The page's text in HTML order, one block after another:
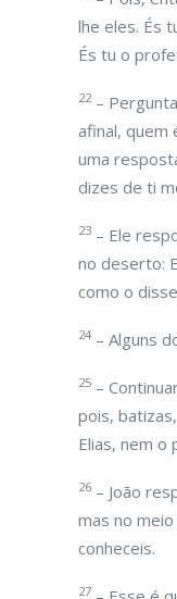
lhe eles. És
És tu o
22–
afinal, quem
uma
dizes de ti
23 – Ele
no deserto:
como o
24 – Alguns
25 –
pois,
Elias, nem o
26 – João
mas no
conheceis.
27